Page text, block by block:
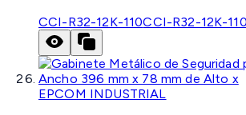
CCI-R32-12K-110CCI-R32-12K-110
EPCOM INDUSTRIAL